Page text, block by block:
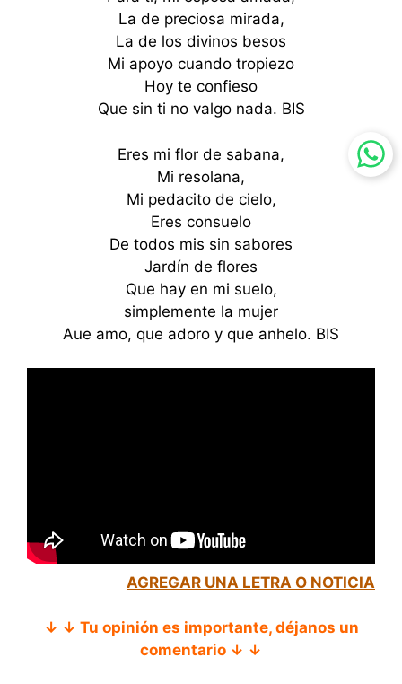
La de preciosa mirada,
La de los divinos besos
Mi apoyo cuando tropiezo
Hoy te confieso
Que sin ti no valgo nada. BIS
Eres mi flor de sabana,
Mi resolana,
Mi pedacito de cielo,
Eres consuelo
De todos mis sin sabores
Jardín de flores
Que hay en mi suelo,
simplemente la mujer
Aue amo, que adoro y que anhelo. BIS
AGREGAR UNA LETRA O NOTICIA
↓ ↓ Tu opinión es importante, déjanos un
comentario ↓ ↓